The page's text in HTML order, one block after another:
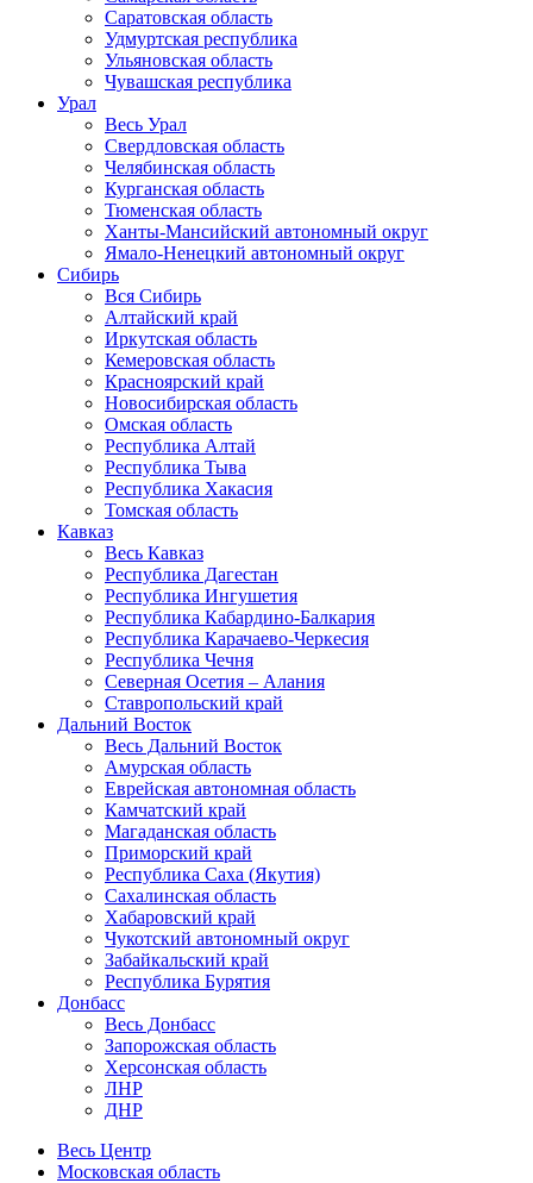
Саратовская область
Удмуртская республика
Ульяновская область
Чувашская республика
Урал
Весь Урал
Свердловская область
Челябинская область
Курганская область
Тюменская область
Ханты-Мансийский автономный округ
Ямало-Ненецкий автономный округ
Сибирь
Вся Сибирь
Алтайский край
Иркутская область
Кемеровская область
Красноярский край
Новосибирская область
Омская область
Республика Алтай
Республика Тыва
Республика Хакасия
Томская область
Кавказ
Весь Кавказ
Республика Дагестан
Республика Ингушетия
Республика Кабардино-Балкария
Республика Карачаево-Черкесия
Республика Чечня
Северная Осетия – Алания
Ставропольский край
Дальний Восток
Весь Дальний Восток
Амурская область
Еврейская автономная область
Камчатский край
Магаданская область
Приморский край
Республика Саха (Якутия)
Сахалинская область
Хабаровский край
Чукотский автономный округ
Забайкальский край
Республика Бурятия
Донбасс
Весь Донбасс
Запорожская область
Херсонская область
ЛНР
ДНР
Весь Центр
Московская область